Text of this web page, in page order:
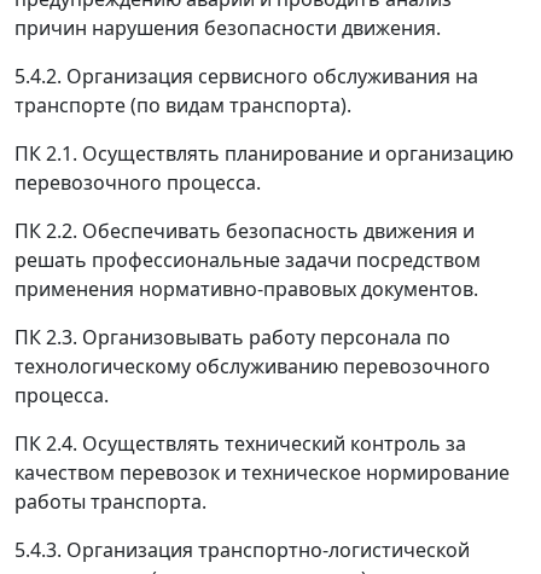
причин нарушения безопасности движения.
5.4.2. Организация сервисного обслуживания на
транспорте (по видам транспорта).
ПК 2.1. Осуществлять планирование и организацию
перевозочного процесса.
ПК 2.2. Обеспечивать безопасность движения и
решать профессиональные задачи посредством
применения нормативно-правовых документов.
ПК 2.3. Организовывать работу персонала по
технологическому обслуживанию перевозочного
процесса.
ПК 2.4. Осуществлять технический контроль за
качеством перевозок и техническое нормирование
работы транспорта.
5.4.3. Организация транспортно-логистической